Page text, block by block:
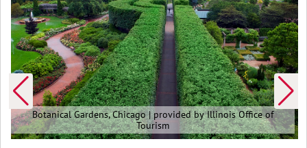
Botanical Gardens, Chicago | provided by Illinois Office of
Tourism